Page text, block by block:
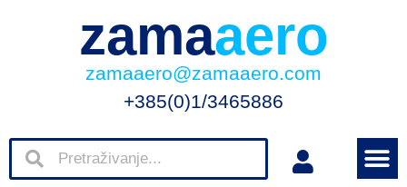
zamaaero
zamaaero@zamaaero.com
+385(0)1/3465886